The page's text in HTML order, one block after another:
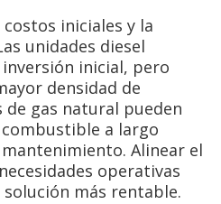
iniciales y la
unidades diesel
inicial, pero
densidad de
de gas natural pueden
a largo
Alinear el
operativas
más rentable.